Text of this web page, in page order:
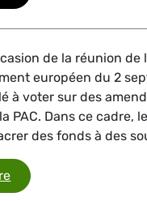
de la réunion
européen du 2
à voter sur des
PAC. Dans ce cadre,
des fonds à des
Crise laitière